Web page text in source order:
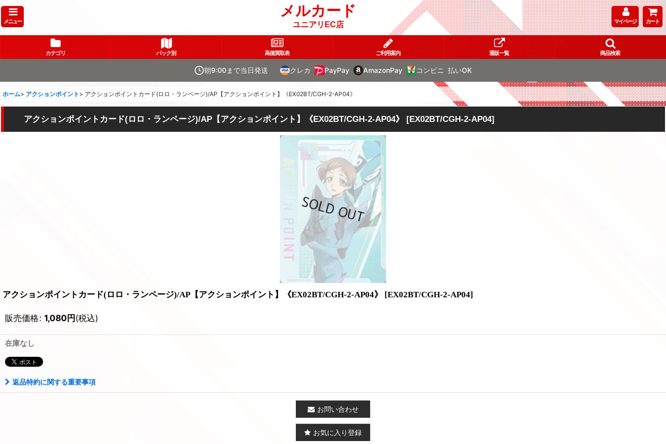
メニュー
メルカード
ユニアリEC店 マイページ カート
カテゴリ パック別 高価買取表 ご利用案内 通販一覧 商品検索
朝9:00まで当日発送 クレカ PayPay AmazonPay コンビニ 払いOK
ホーム> アクションポイント > アクションポイントカード(ロロ・ランページ)/AP【アクションポイント】《EX02BT/CGH-2-AP04》
アクションポイントカード(ロロ・ランページ)/AP【アクションポイント】《EX02BT/CGH-2-AP04》 [EX02BT/CGH-2-AP04]
アクションポイントカード(ロロ・ランページ)/AP【アクションポイント】《EX02BT/CGH-2-AP04》 [EX02BT/CGH-2-AP04]
販売価格: 1,080円(税込)
在庫なし
返品特約に関する重要事項
お問い合わせ
お気に入り登録